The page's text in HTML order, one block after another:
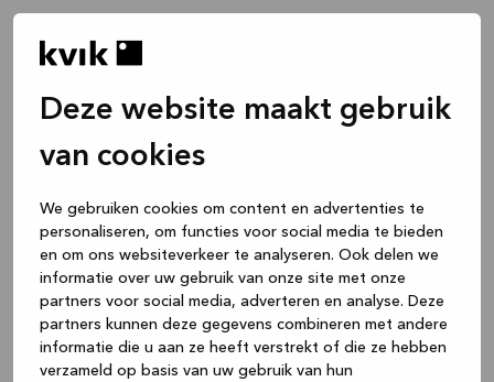
Deze website maakt gebruik
van cookies
We gebruiken cookies om content en advertenties te
personaliseren, om functies voor social media te bieden
en om ons websiteverkeer te analyseren. Ook delen we
informatie over uw gebruik van onze site met onze
partners voor social media, adverteren en analyse. Deze
partners kunnen deze gegevens combineren met andere
informatie die u aan ze heeft verstrekt of die ze hebben
verzameld op basis van uw gebruik van hun